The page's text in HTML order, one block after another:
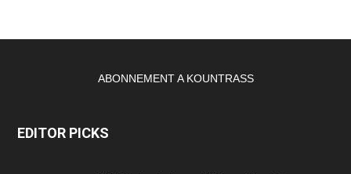
ABONNEMENT A KOUNTRASS
EDITOR PICKS